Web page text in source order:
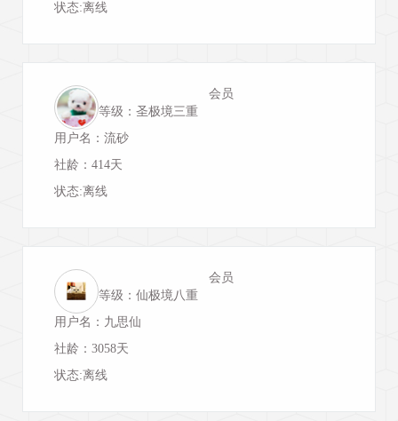
状态:离线
会员
等级：圣极境三重
用户名：流砂
社龄：414天
状态:离线
会员
等级：仙极境八重
用户名：九思仙
社龄：3058天
状态:离线